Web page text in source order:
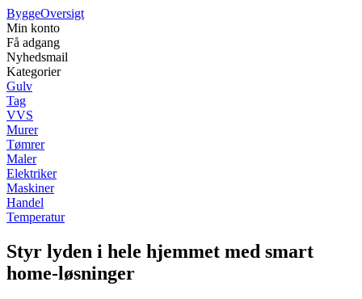
ByggeOversigt
Min konto
Få adgang
Nyhedsmail
Kategorier
Gulv
Tag
VVS
Murer
Tømrer
Maler
Elektriker
Maskiner
Handel
Temperatur
Styr lyden i hele hjemmet med smart
home-løsninger